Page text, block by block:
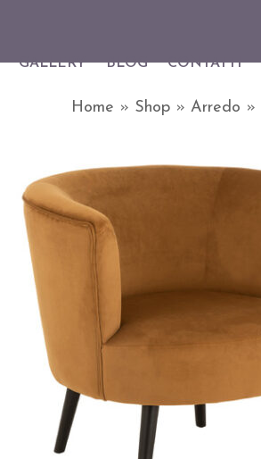
GALLERY BLOG CONTATTI
Home » Shop» Arredo »